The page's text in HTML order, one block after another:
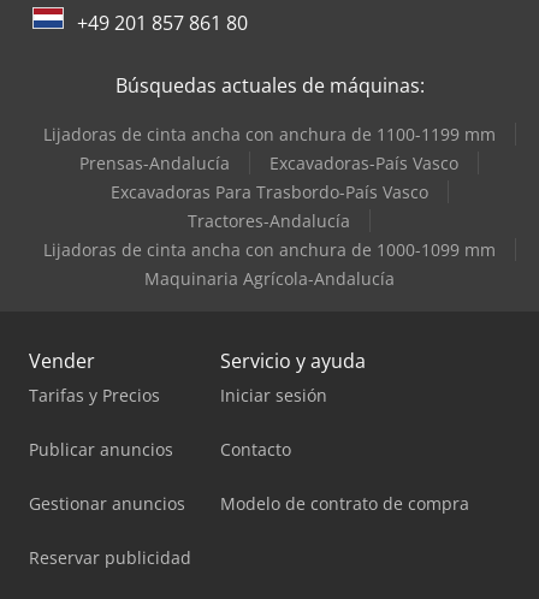
+49 201 857 861 80
Búsquedas actuales de máquinas:
Lijadoras de cinta ancha con anchura de 1100-1199 mm
Prensas-Andalucía
Excavadoras-País Vasco
Excavadoras Para Trasbordo-País Vasco
Tractores-Andalucía
Lijadoras de cinta ancha con anchura de 1000-1099 mm
Maquinaria Agrícola-Andalucía
Vender
Tarifas y Precios
Publicar anuncios
Gestionar anuncios
Reservar publicidad
Servicio y ayuda
Iniciar sesión
Contacto
Modelo de contrato de compra